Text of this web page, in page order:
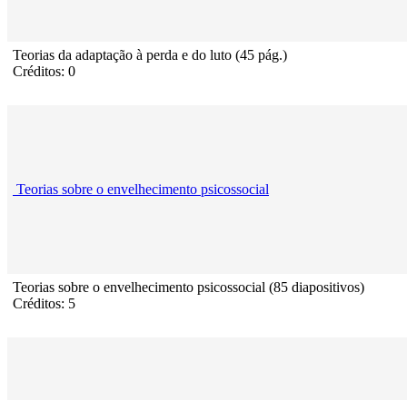
Teorias da adaptação à perda e do luto (45 pág.)
Créditos: 0
Teorias sobre o envelhecimento psicossocial
Teorias sobre o envelhecimento psicossocial (85 diapositivos)
Créditos: 5